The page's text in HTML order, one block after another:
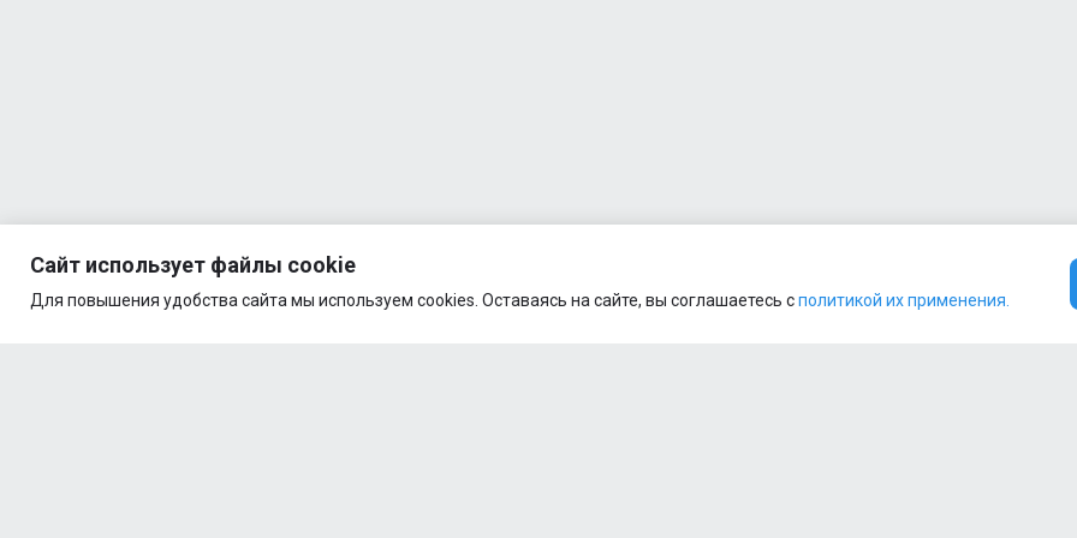
Сайт использует файлы cookie
Для повышения удобства сайта мы используем cookies. Оставаясь на сайте, вы соглашаетесь сполитикой их применения.